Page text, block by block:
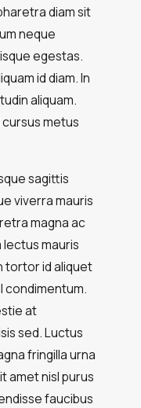
diam sit
neque
egestas.
id diam. In
aliquam.
metus
sagittis
viverra mauris
magna ac
mauris
tortor id aliquet
condimentum.
at
sed. Luctus
fringilla urna
amet nisl purus
faucibus